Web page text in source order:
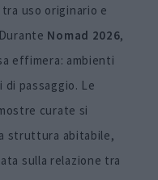
uso originario e
Nomad 2026,
effimera: ambienti
passaggio. Le
curate si
struttura abitabile,
sulla relazione tra